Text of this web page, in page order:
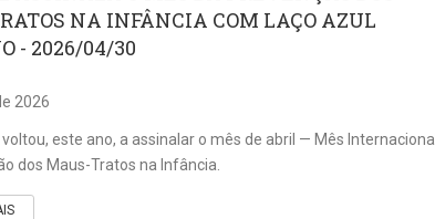
NA INFÂNCIA COM LAÇO AZUL
- 2026/04/30
2026
voltou, este ano, a assinalar o mês de abril — Mês Internacional
dos Maus-Tratos na Infância.